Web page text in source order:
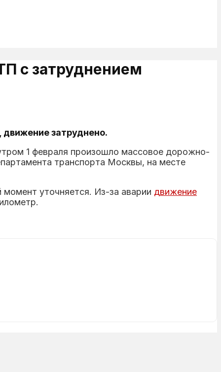
с затруднением
затруднено.
1 февраля произошло массовое дорожно-
транспорта Москвы, на месте
уточняется. Из-за аварии движение